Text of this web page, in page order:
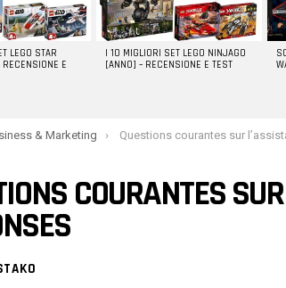
LEGO STAR
E
I 10 MIGLIORI SET LEGO NINJAGO
[ANNO] – RECENSIONE E TEST
& Marketing Questions courantes sur l’assistance
COURANTES